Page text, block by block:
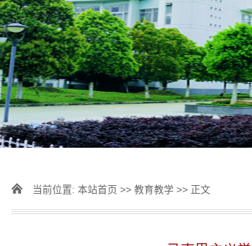
当前位置: 本站首页 >> 教育教学 >> 正文